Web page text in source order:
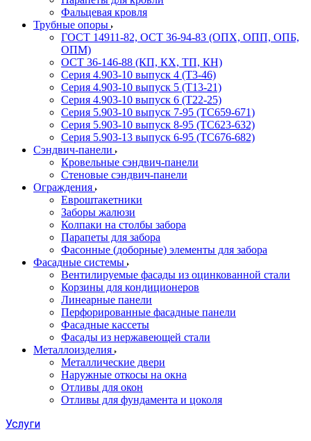
Фальцевая кровля
Трубные опоры
ГОСТ 14911-82, ОСТ 36-94-83 (ОПХ, ОПП, ОПБ,
ОПМ)
ОСТ 36-146-88 (КП, КХ, ТП, КН)
Серия 4.903-10 выпуск 4 (Т3-46)
Серия 4.903-10 выпуск 5 (Т13-21)
Серия 4.903-10 выпуск 6 (Т22-25)
Серия 5.903-10 выпуск 7-95 (ТС659-671)
Серия 5.903-10 выпуск 8-95 (ТС623-632)
Серия 5.903-13 выпуск 6-95 (ТС676-682)
Сэндвич-панели
Кровельные сэндвич-панели
Стеновые сэндвич-панели
Ограждения
Евроштакетники
Заборы жалюзи
Колпаки на столбы забора
Парапеты для забора
Фасонные (доборные) элементы для забора
Фасадные системы
Вентилируемые фасады из оцинкованной стали
Корзины для кондиционеров
Линеарные панели
Перфорированные фасадные панели
Фасадные кассеты
Фасады из нержавеющей стали
Металлоизделия
Металлические двери
Наружные откосы на окна
Отливы для окон
Отливы для фундамента и цоколя
Услуги